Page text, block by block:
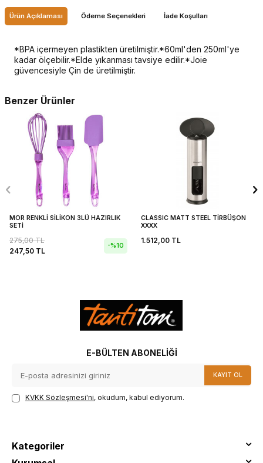
Ürün Açıklaması Ödeme Seçenekleri İade Koşulları
*BPA içermeyen plastikten üretilmiştir.*60ml'den 250ml'ye
kadar ölçebilir.*Elde yıkanması tavsiye edilir.*Joie
güvencesiyle Çin de üretilmiştir.
Benzer Ürünler
MOR RENKLİ SİLİKON 3LÜ HAZIRLIK
SETİ
275,00TL
247,50 TL
-%10
CLASSIC MATT STEEL TİRBÜŞON
XXXX
1.512,00TL
E-BÜLTEN ABONELIĞI
KAYIT OL
KVKK Sözleşmesi'ni, okudum, kabul ediyorum.
Kategoriler